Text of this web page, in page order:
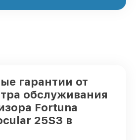
гарантии от
обслуживания
Fortuna
25S3 в